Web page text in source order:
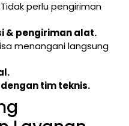
Tidak perlu pengiriman
& pengiriman alat.
menangani langsung
tim teknis.